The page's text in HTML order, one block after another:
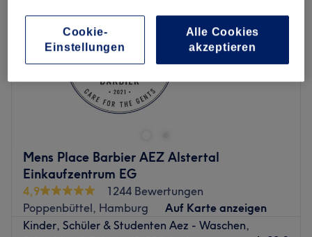
Mens Place Barbier AEZ Alstertal
Einkaufzentrum EG
4,9
1244 Bewertungen
Poppenbüttel, Hamburg
Auf Karte anzeigen
Kinder, Schüler & Studenten Aez - Waschen,
Cookie-
Einstellungen
Alle Cookies
akzeptieren